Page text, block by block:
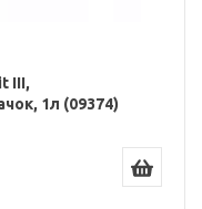
III,
1л (09374)